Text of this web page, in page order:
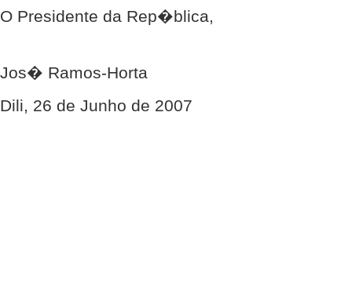
O Presidente da Rep�blica,
Jos� Ramos-Horta
Dili, 26 de Junho de 2007